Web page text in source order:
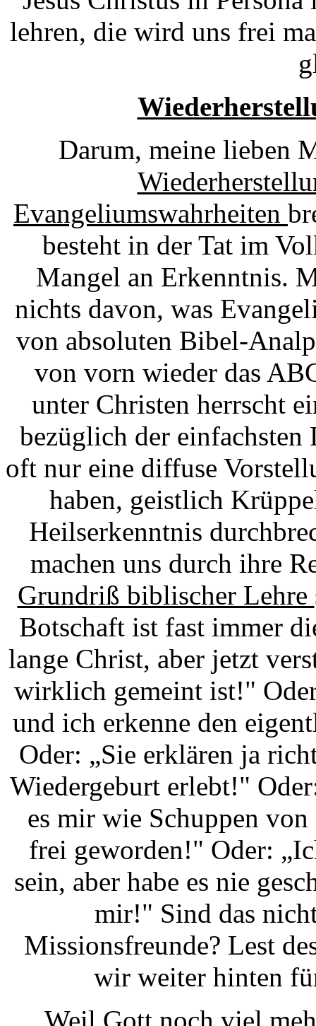
lehren, die wird uns frei
Darum, meine lieben
Evangeliumswahrheiten
besteht in der Tat im
Mangel an Erkenntnis.
nichts davon, was
von absoluten Bibel-
von vorn wieder das
unter Christen herrscht
bezüglich der einfachsten
oft nur eine diffuse
haben, geistlich
Heilserkenntnis
machen uns durch ihre
Grundriß biblischer Lehre
Botschaft ist fast immer
lange Christ, aber jetzt
wirklich gemeint ist!"
und ich erkenne den
Oder: „Sie erklären ja
Wiedergeburt erlebt!"
es mir wie Schuppen
frei geworden!" Oder:
sein, aber habe es nie
mir!" Sind das
Missionsfreunde? Lest
wir weiter hinten
Weil Gott noch viel